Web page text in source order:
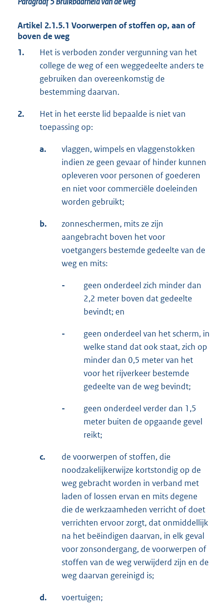
Artikel 2.1.5.1 Voorwerpen of stoffen op, aan of
boven de weg
1.
Het is verboden zonder vergunning van het
college de weg of een weggedeelte anders te
gebruiken dan overeenkomstig de
bestemming daarvan.
2.
Het in het eerste lid bepaalde is niet van
toepassing op:
a.
vlaggen, wimpels en vlaggenstokken
indien ze geen gevaar of hinder kunnen
opleveren voor personen of goederen
en niet voor commerciële doeleinden
worden gebruikt;
b.
zonneschermen, mits ze zijn
aangebracht boven het voor
voetgangers bestemde gedeelte van de
weg en mits:
-
geen onderdeel zich minder dan
2,2 meter boven dat gedeelte
bevindt; en
-
geen onderdeel van het scherm, in
welke stand dat ook staat, zich op
minder dan 0,5 meter van het
voor het rijverkeer bestemde
gedeelte van de weg bevindt;
-
geen onderdeel verder dan 1,5
meter buiten de opgaande gevel
reikt;
c.
de voorwerpen of stoffen, die
noodzakelijkerwijze kortstondig op de
weg gebracht worden in verband met
laden of lossen ervan en mits degene
die de werkzaamheden verricht of doet
verrichten ervoor zorgt, dat onmiddellijk
na het beëindigen daarvan, in elk geval
voor zonsondergang, de voorwerpen of
stoffen van de weg verwijderd zijn en de
weg daarvan gereinigd is;
d. voertuigen;